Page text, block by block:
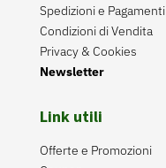
Spedizioni e Pagamenti
Condizioni di Vendita
Privacy & Cookies
Newsletter
Link utili
Offerte e Promozioni